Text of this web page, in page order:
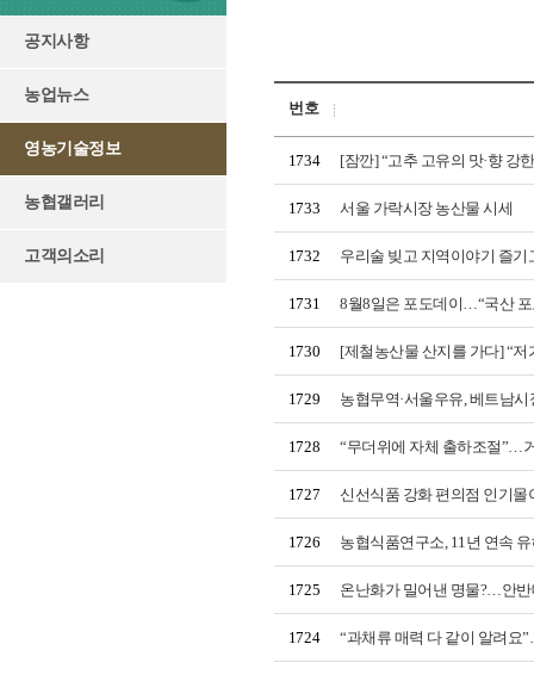
공지사항
농업뉴스
영농기술정보
농협갤러리
고객의소리
번호
1734 [잠깐] “고추 고유의 맛·향 강
1733 서울 가락시장 농산물 시세
1732 우리술 빚고 지역이야기 즐기
1731 8월8일은 포도데이…“국산
1730 [제철농산물 산지를 가다] “
1729 농협무역·서울우유, 베트남
1728 “무더위에 자체 출하조절”…
1727 신선식품 강화 편의점 인기몰
1726 농협식품연구소, 11년 연속
1725 온난화가 밀어낸 명물?…안
1724 “과채류 매력 다 같이 알려요